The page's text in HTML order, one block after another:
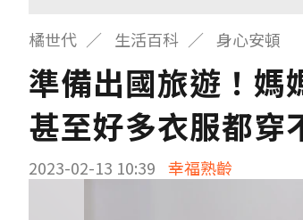
橘世代 生活百科 身心安頓
準備出國旅遊！媽
甚至好多衣服都穿
2023-02-13 10:39 幸福熟齡